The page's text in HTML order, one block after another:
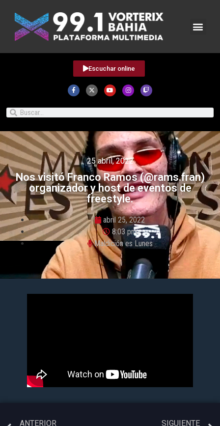
Escuchar online
25 abril, 2022
Nos visitó Franco Ramos (@rams.fran)
organizador y host de eventos de
freestyle.
abril 25, 2022
8:03 pm
Maldición es Lunes
ANTERIOR
SIGUIENTE